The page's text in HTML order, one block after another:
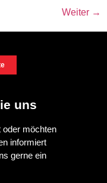
Weiter →
uns
oder möchten
informiert
gerne ein